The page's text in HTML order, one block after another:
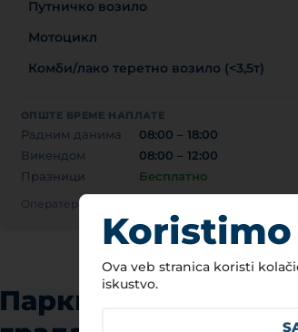
Путничко возило
Мотоцикл
Комби/лако теретно возило (<3,5т)
ОПШТЕ ВРЕМЕ НАПЛАТЕ
Радним данима
08:00 – 18:00
Викендом
08:00 – 12:00
Празници
Бесплатно
Оператер: SALGÓTARJÁN MEGYEI JOGÚ VÁROS
Паркирање
Ova veb stranica koristi
iskustvo.